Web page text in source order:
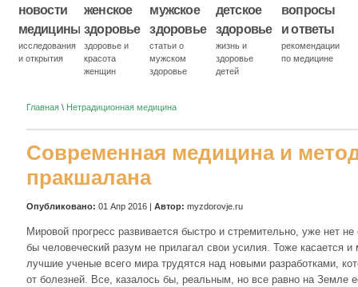
новости
медицины
исследования
и открытия
женское
здоровье
здоровье и
красота
женщин
мужское
здоровье
статьи о
мужском
здоровье
детское
здоровье
жизнь и
здоровье
детей
вопросы
и ответы
рекомендации
по медицине
Главная \ Нетрадиционная медицина
Современная медицина и
пракшалана
Опубликовано: 01 Апр 2016 | Автор: myzdorovje.ru
Мировой прогресс развивается быстро и стремительно, уже нет не
бы человеческий разум не прилагал свои усилия. Тоже касается
лучшие ученые всего мира трудятся над новыми разработками,
от болезней. Все, казалось бы, реальным, но все равно на Земле